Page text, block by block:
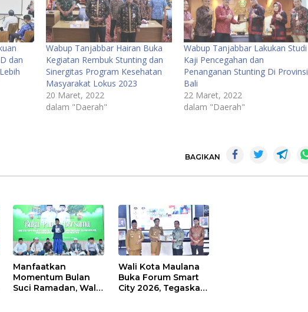
dan
Wabup Tanjabbar Hairan Buka
Kegiatan Rembuk Stunting dan
Sinergitas Program Kesehatan
Masyarakat Lokus 2023
20 Maret, 2022
dalam "Daerah"
Wabup Tanjabbar Lakukan Studi
Kaji Pencegahan dan
Penanganan Stunting Di Provinsi
Bali
22 Maret, 2022
dalam "Daerah"
BAGIKAN
Manfaatkan
Momentum Bulan
Suci Ramadan, Wali
Wali Kota Maulana
Buka Forum Smart
City 2026, Tegaskan